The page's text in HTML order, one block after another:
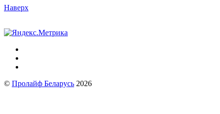
Наверх
© Пролайф Беларусь 2026